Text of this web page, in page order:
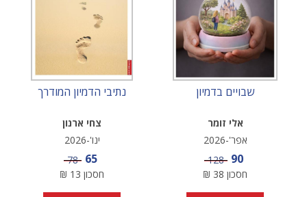
שבויים בדמיון
אלי זומר
אפר'-2026
מחיר מבצע
90 מחיר
128
חסכון 38
₪
נתיבי הדמיון המודרך
צחי ארנון
ינו'-2026
מחיר מבצע
65 מחיר
78
חסכון 13
₪